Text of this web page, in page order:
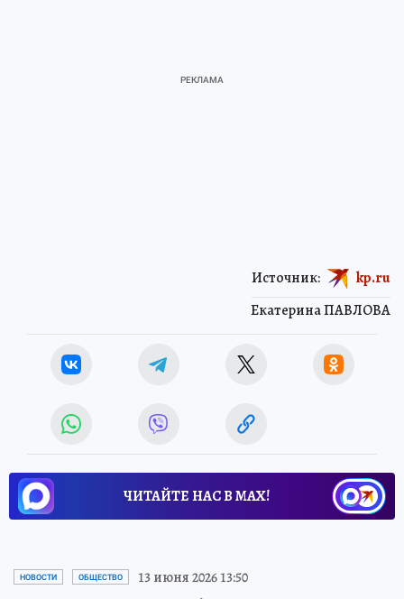
Екатерина ПАВЛОВА
Источник: kp.ru
ЧИТАЙТЕ НАС В МАХ!
НОВОСТИ ОБЩЕСТВО 13 июня 2026 13:50